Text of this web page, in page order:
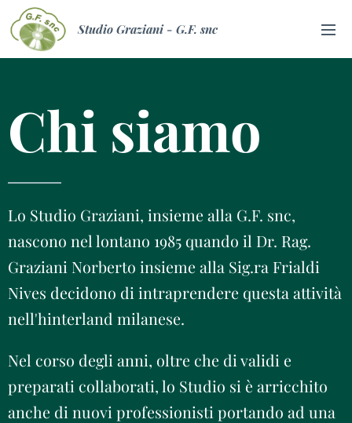
Studio Graziani - G.F. snc
Chi siamo
Lo Studio Graziani, insieme alla G.F. snc,
nascono nel lontano 1985 quando il Dr. Rag.
Graziani Norberto insieme alla Sig.ra Frialdi
Nives decidono di intraprendere questa attività
nell'hinterland milanese.
Nel corso degli anni, oltre che di validi e
preparati collaborati, lo Studio si è arricchito
anche di nuovi professionisti portando ad una